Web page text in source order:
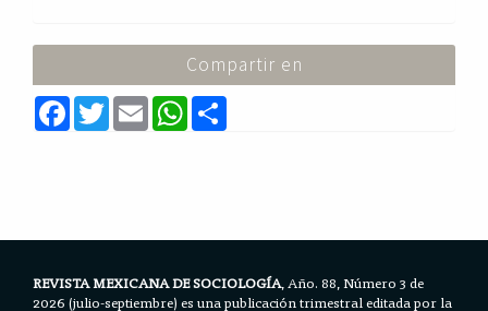
Compartir en
F
a
c
T
w
E
m
a
W
h
a
REVISTA MEXICANA DE SOCIOLOGÍA, Año. 88, Número 3 de
2026 (julio-septiembre) es una publicación trimestral editada por la